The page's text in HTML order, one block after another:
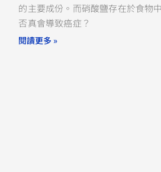
的主要成份。而硝酸鹽存在於食物
否真會導致癌症？
閱讀更多 »